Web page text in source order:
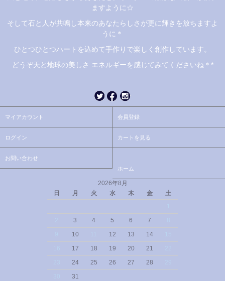
ますように☆
そして石と人が共鳴し本来のあなたらしさが更に輝きを放ちますよ
うに＊
ひとつひとつハートを込めて手作りで楽しく創作しています。
どうぞ天と地球の美しさ エネルギーを感じてみてくださいね＊*
マイアカウント 会員登録
ログイン カートを見る
お問い合わせ
ホーム
2026年8月
日
月 火 水 木 金
土
3 4 5 6 7
10 12 13 14
17 18 19 20 21
24 25 26 27 28
31